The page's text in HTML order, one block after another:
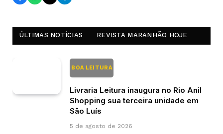
ÚLTIMAS NOTÍCIAS REVISTA MARANHÃO HOJE
BOA LEITURA
Livraria Leitura inaugura no Rio Anil
Shopping sua terceira unidade em
São Luís
5 de agosto de 2026